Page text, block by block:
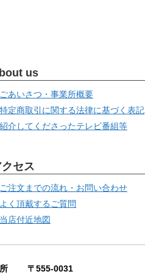
us
ごあいさつ・事業所概要
特定商取引に関する法律に基づく表記
紹介してくださったテレビ番組等
セス
ご注文までの流れ・お問い合わせ
よく頂戴するご質問
当店付近地図
所 〒555-0031